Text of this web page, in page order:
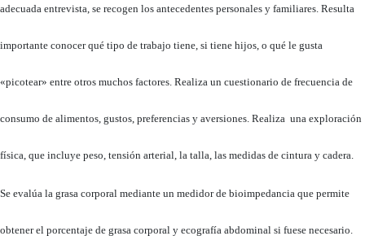
adecuada entrevista, se recogen los antecedentes personales y familiares. Resulta
importante conocer qué tipo de trabajo tiene, si tiene hijos, o qué le gusta
«picotear» entre otros muchos factores. Realiza un cuestionario de frecuencia de
consumo de alimentos, gustos, preferencias y aversiones. Realiza una exploración
física, que incluye peso, tensión arterial, la talla, las medidas de cintura y cadera.
Se evalúa la grasa corporal mediante un medidor de bioimpedancia que permite
obtener el porcentaje de grasa corporal y ecografía abdominal si fuese necesario.